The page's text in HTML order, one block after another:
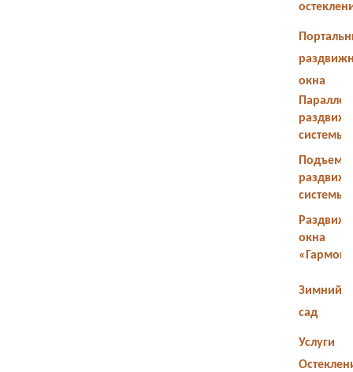
окна
системы
системы
окна
Зимний
сад
Услуги